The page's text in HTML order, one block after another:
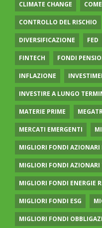
CLIMATE CHANGE
CONTROLLO DEL RISCHIO
DIVERSIFICAZIONE FED
FINTECH FONDI
INFLAZIONE
INVESTIRE A LUNGO
MATERIE PRIME
MERCATI EMERGENTI
MIGLIORI FONDI AZIONARI
MIGLIORI FONDI AZIONARI
MIGLIORI FONDI ENERGIE
MIGLIORI FONDI ESG
MIGLIORI FONDI